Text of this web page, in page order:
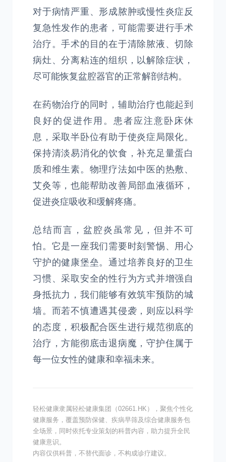
对于病情严重、形成脓肿或慢性炎症反
复急性发作的患者，可能需要进行手术
治疗。手术的目的在于清除脓液、切除
病灶、分离粘连的组织，以解除症状，
尽可能恢复盆腔器官的正常解剖结构。
在药物治疗的同时，辅助治疗也能起到
良好的促进作用。患者应注意卧床休
息，采取半卧位有助于使炎症局限化。
保持清淡易消化的饮食，补充足量蛋白
质和维生素。物理疗法如中医的热敷、
艾灸等，也能帮助改善局部血液循环，
促进炎症吸收和缓解疼痛。
总结而言，盆腔炎虽常见，但并不可
怕。它是一座我们需要时刻警惕、用心
守护的健康堡垒。通过培养良好的卫生
习惯、采取安全的性行为方式并增强自
身抵抗力，我们能够有效筑牢预防的城
墙。而若不慎遭遇其侵袭，则应以科学
的态度，积极配合医生进行规范彻底的
治疗，方能彻底击退病魔，守护住属于
每一位女性的健康和幸福未来。
轻松健康隶属轻松健康集团（02661.HK），聚焦个性化
健康服务，覆盖预防保健、疾病早筛及综合健康服务包
全场景，同时依托专业策划的科普内容，助力提升全民
健康意识。
内容仅供科普，不替代面诊，不构成诊疗建议。